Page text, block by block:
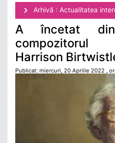
Arhivă : Actualitatea
A încetat
compozitorul
Harrison
Publicat: miercuri, 20 Aprilie 2022 ,